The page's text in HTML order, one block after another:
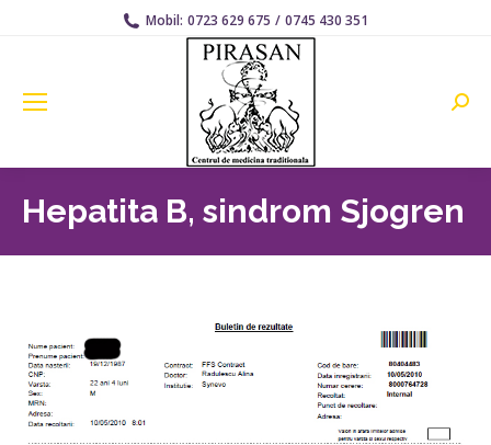
Mobil: 0723 629 675 / 0745 430 351
Hepatita B, sindrom Sjogren